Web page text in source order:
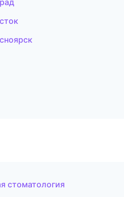
стоматология